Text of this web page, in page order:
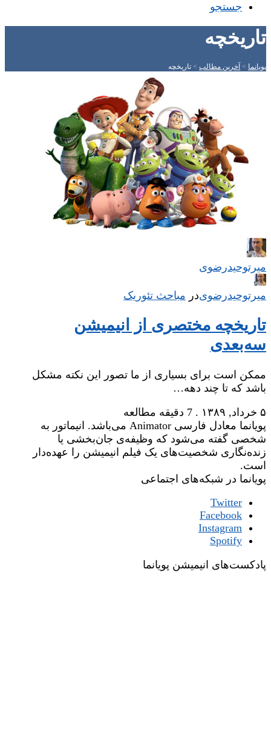
جستجو
تاریخچه
پویانما > آخرین مطالب > تاریخچه
میر‌توحیدرضوی
میر‌توحیدرضویدر مباحث تئوریک
تاریخچه مختصری از انیمیشن
سه‌بعدی
ممکن است برای بسیاری از ما تصور این نکته مشکل
باشد که تا چند دهه…
۵ خرداد, ۱۳۸۹
. 7 دقیقه مطالعه
پویانما معادل فارسی Animator می‌باشد. انیماتور به
شخصی گفته می‌شود که وظیفه‌ی جان‌بخشی یا
زنده‌نگاری شخصیت‌های یک فیلم انیمیشن را عهده‌دار
است.
پویانما در شبکه‌های اجتماعی
Twitter
Facebook
Instagram
Spotify
پادکست‌های انیمیشن پویانما